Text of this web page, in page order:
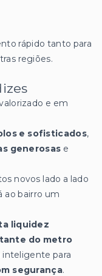
rápido tanto para
regiões.
e em
e sofisticados,
generosas e
novos lado a lado
ao bairro um
liquidez
do metro
inteligente para
segurança.